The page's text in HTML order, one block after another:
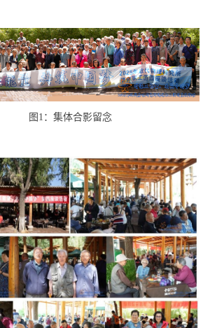
图 1 ：集体合影留念